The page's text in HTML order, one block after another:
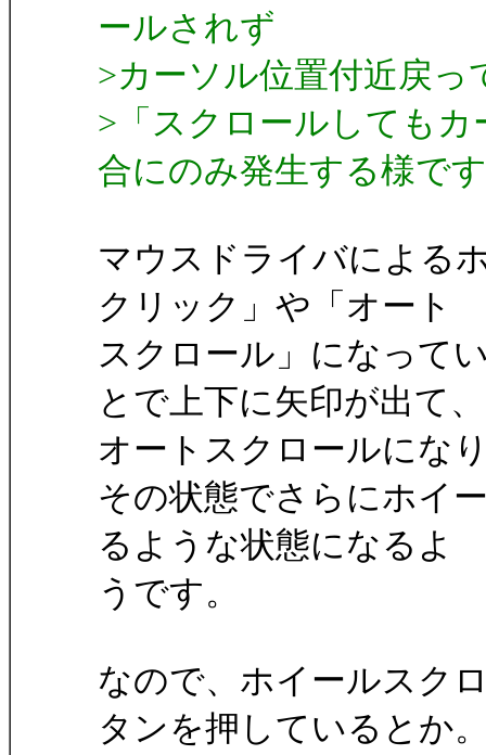
ールされず
>カーソル位置付近戻
>「スクロールしても
合にのみ発生する様で
マウスドライバによる
クリック」や「オート
スクロール」になって
とで上下に矢印が出て、
オートスクロールにな
その状態でさらにホイ
るような状態になるよ
うです。
なので、ホイールスク
タンを押しているとか